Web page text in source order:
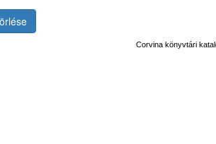
Corvina könyvtári